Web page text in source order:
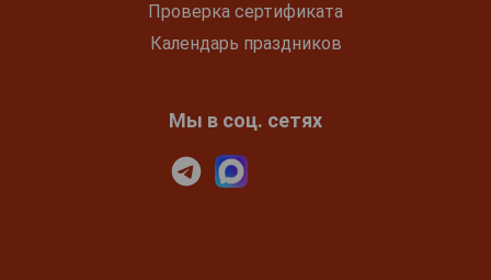
Проверка сертификата
Календарь праздников
Мы в соц. сетях